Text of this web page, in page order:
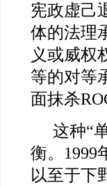
宪政虚己
体的法理
义或威权
等的对等
面抹杀
这种“
衡。1999
以至于下